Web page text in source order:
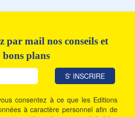
par mail nos conseils et
bons plans
consentez à ce que les Editions
à caractère personnel afin de